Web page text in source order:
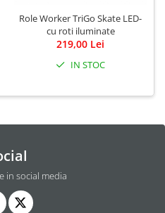
Role Worker TriGo Skate LED-
cu roti iluminate
219,00 Lei
IN STOC
in social media